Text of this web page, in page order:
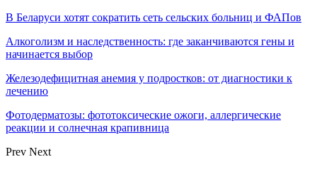
В Беларуси хотят сократить сеть сельских больниц и ФАПов
Алкоголизм и наследственность: где заканчиваются гены и
начинается выбор
Железодефицитная анемия у подростков: от диагностики к
лечению
Фотодерматозы: фототоксические ожоги, аллергические
реакции и солнечная крапивница
Prev Next